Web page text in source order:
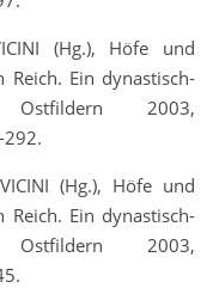
(Hg.), Höfe und
Reich. Ein dynastisch-
Ostfildern 2003,
292.
(Hg.), Höfe und
Reich. Ein dynastisch-
Ostfildern 2003,